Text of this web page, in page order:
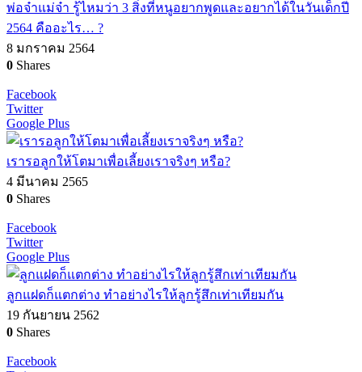
พ่อจ๋าแม่จ๋า รู้ไหมว่า 3 สิ่งที่หนูอยากพูดและอยากได้ในวันเด็กปี
2564 คืออะไร… ?
8 มกราคม 2564
0 Shares
Facebook
Twitter
Google Plus
เรารอลูกให้โตมาเพื่อเลี้ยงเราจริงๆ หรือ?
4 มีนาคม 2565
0 Shares
Facebook
Twitter
Google Plus
ลูกแฝดก็แตกต่าง ทำอย่างไรให้ลูกรู้สึกเท่าเทียมกัน
19 กันยายน 2562
0 Shares
Facebook